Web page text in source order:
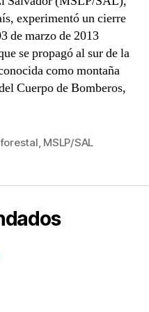
experimentó un cierre
de marzo de 2013
se propagó al sur de la
como montaña
Cuerpo de Bomberos,
, MSLP/SAL